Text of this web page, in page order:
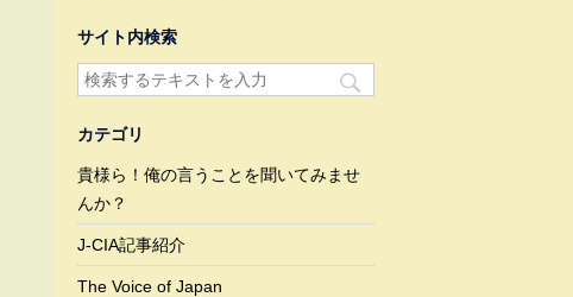
サイト内検索
カテゴリ
貴様ら！俺の言うことを聞いてみませ
んか？
J-CIA記事紹介
The Voice of Japan